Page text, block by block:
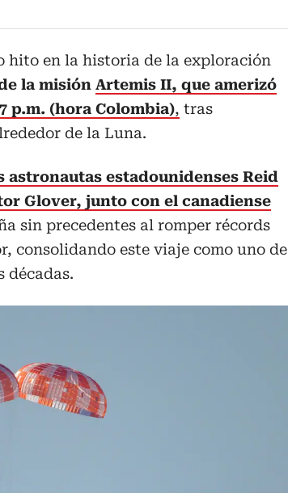
hito en la historia de la exploración
la misión Artemis II, que amerizó
p.m. (hora Colombia), tras
de la Luna.
astronautas estadounidenses Reid
Glover, junto con el canadiense
sin precedentes al romper récords
consolidando este viaje como uno de
décadas.